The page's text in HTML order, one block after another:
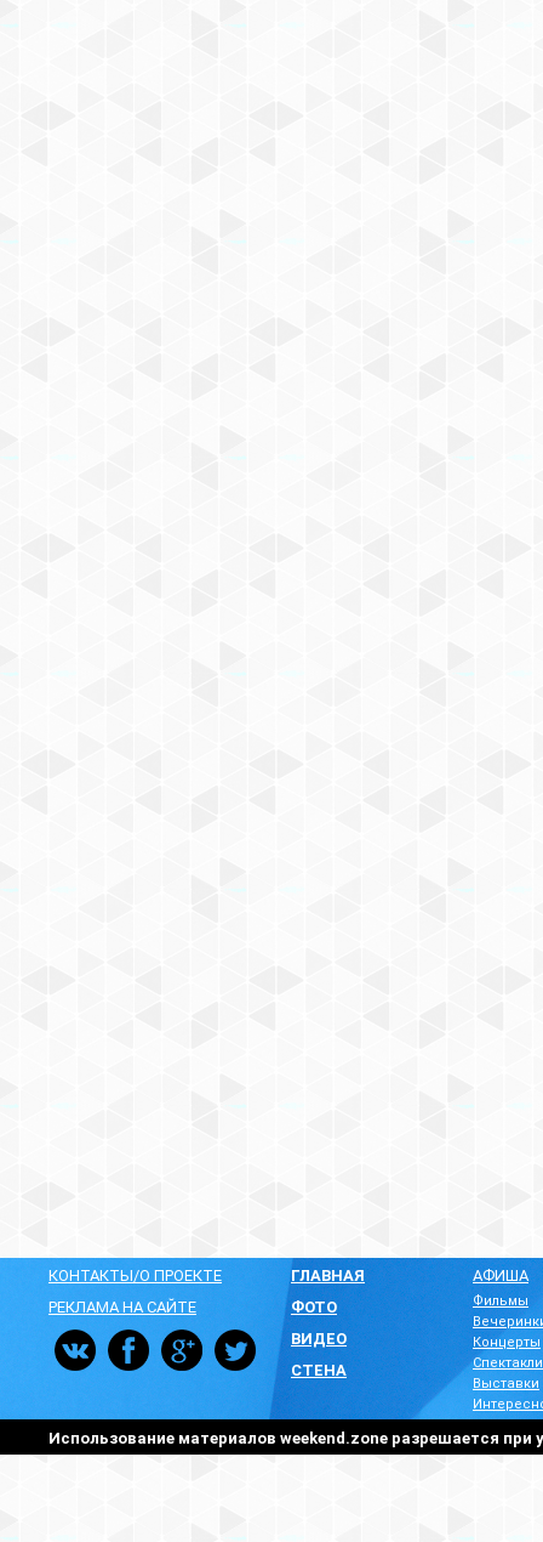
КОНТАКТЫ/О ПРОЕКТЕ
РЕКЛАМА НА САЙТЕ
ГЛАВНАЯ
ФОТО
ВИДЕО
СТЕНА
АФИША
Фильмы
Концерты
Спектакли
Выставки
Использование материалов weekend.zone разрешается